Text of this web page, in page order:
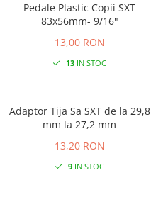
Pedale Plastic Copii SXT
83x56mm- 9/16"
13,00 RON
13IN STOC
Adaptor Tija Sa SXT de la 29,8
mm la 27,2 mm
13,20 RON
9IN STOC